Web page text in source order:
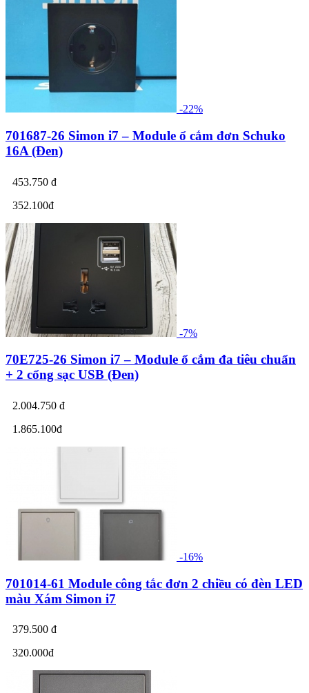
-22%
701687-26 Simon i7 – Module ổ cắm đơn Schuko
16A (Đen)
453.750 đ
352.100đ
-7%
70E725-26 Simon i7 – Module ổ cắm đa tiêu chuẩn
+ 2 cổng sạc USB (Đen)
2.004.750 đ
1.865.100đ
-16%
701014-61 Module công tắc đơn 2 chiều có đèn LED
màu Xám Simon i7
379.500 đ
320.000đ